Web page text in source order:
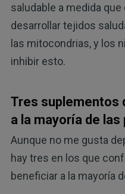
saludable a medida
desarrollar tejidos
las mitocondrias, y los
inhibir esto.
Tres suplementos
a la mayoría de las
Aunque no me gusta
hay tres en los que
beneficiar a la mayoría